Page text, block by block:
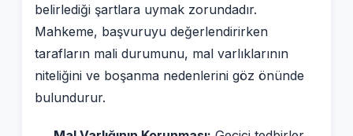
belirlediği şartlara uymak zorundadır.
Mahkeme, başvuruyu değerlendirirken
tarafların mali durumunu, mal varlıklarının
niteliğini ve boşanma nedenlerini göz önünde
bulundurur.